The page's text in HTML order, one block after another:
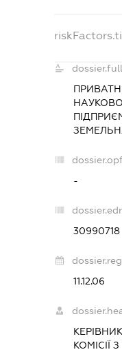
-
30990718
11.12.06
КОМІСІЇ